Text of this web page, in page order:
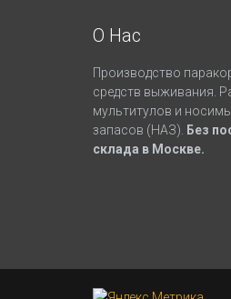
О Нас
Производство
средств выживания.
мультитулов и
запасов (НАЗ).
Без
склада в Москве.